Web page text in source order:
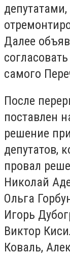
Далее
самого
После
поставлен
решение
депутатов,
провал
Николай
Ольга
Игорь
Виктор
Коваль,